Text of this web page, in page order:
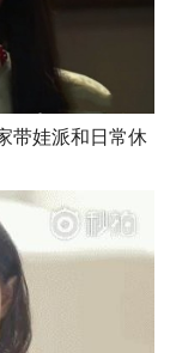
带娃派和日常休